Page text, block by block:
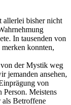
allerlei bisher nicht
In tausenden von
merken konnten,
der Mystik weg
jemanden ansehen,
von
Person. Meistens
als Betroffene